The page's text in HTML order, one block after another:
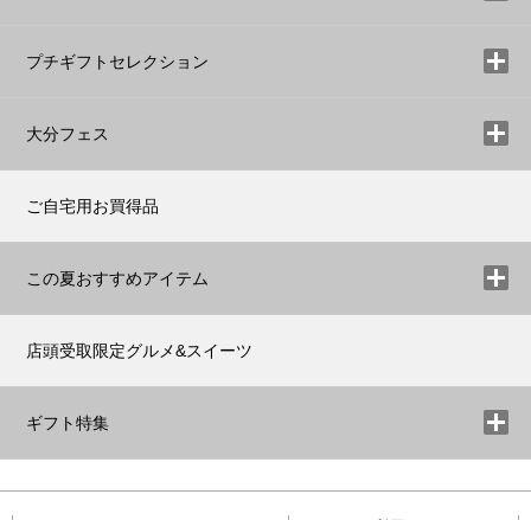
プチギフトセレクション
大分フェス
ご自宅用お買得品
この夏おすすめアイテム
店頭受取限定グルメ&スイーツ
ギフト特集